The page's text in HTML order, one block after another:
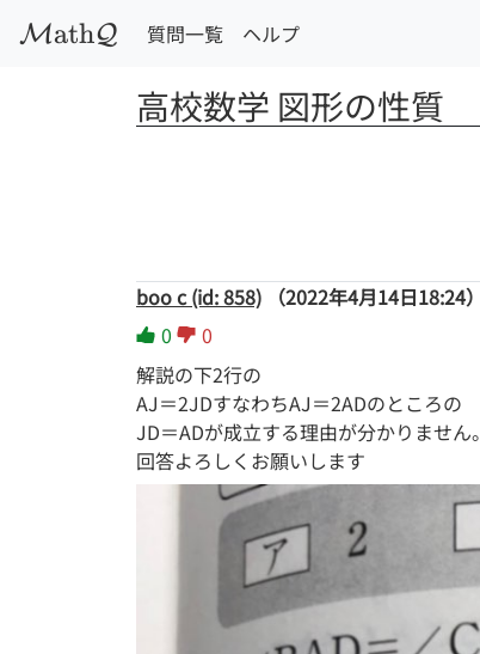
MathQ 質問一覧 ヘルプ
高校数学 図形の性質
boo c (id: 858)
（2022年4月14日18:24）
0
0
解説の下2行の
AJ＝2JDすなわちAJ＝2ADのところの
JD＝ADが成立する理由が分かりません。
回答よろしくお願いします